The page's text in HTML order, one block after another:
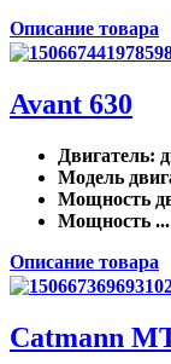
Описание товара
Avant 630
Двигатель:
Модель
Мощность
Мощность ...
Описание товара
Catmann